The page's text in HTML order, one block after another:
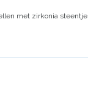
met zirkonia